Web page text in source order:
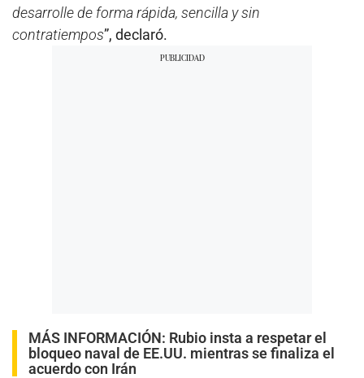
desarrolle de forma rápida, sencilla y sin
contratiempos”, declaró.
MÁS INFORMACIÓN: Rubio insta a respetar el
bloqueo naval de EE.UU. mientras se finaliza el
acuerdo con Irán